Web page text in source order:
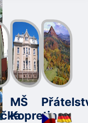
MŠ
Kopretina